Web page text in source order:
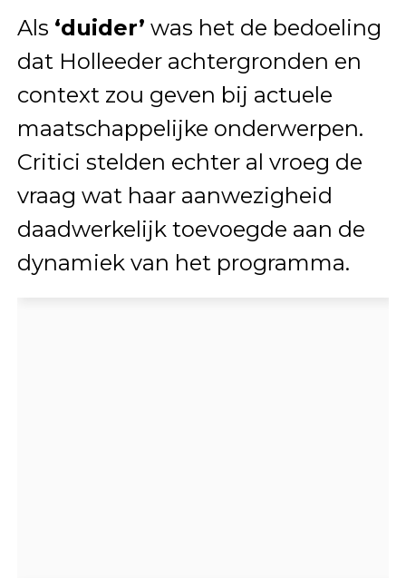
Als ‘duider’ was het de bedoeling
dat Holleeder achtergronden en
context zou geven bij actuele
maatschappelijke onderwerpen.
Critici stelden echter al vroeg de
vraag wat haar aanwezigheid
daadwerkelijk toevoegde aan de
dynamiek van het programma.